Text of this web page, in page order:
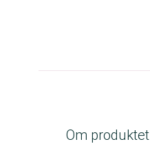
Om produktet